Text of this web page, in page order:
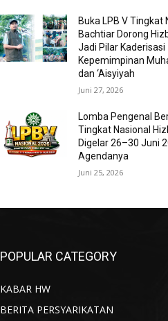
Buka LPB V Tingkat
Bachtiar Dorong
Jadi Pilar Kaderisasi
Kepemimpinan
dan ‘Aisyiyah
Juni 27, 2026
Lomba Pengenal
Tingkat Nasional
Digelar 26–30 Juni
Agendanya
Juni 25, 2026
POPULAR CATEGORY
KABAR HW
BERITA PERSYARIKATAN